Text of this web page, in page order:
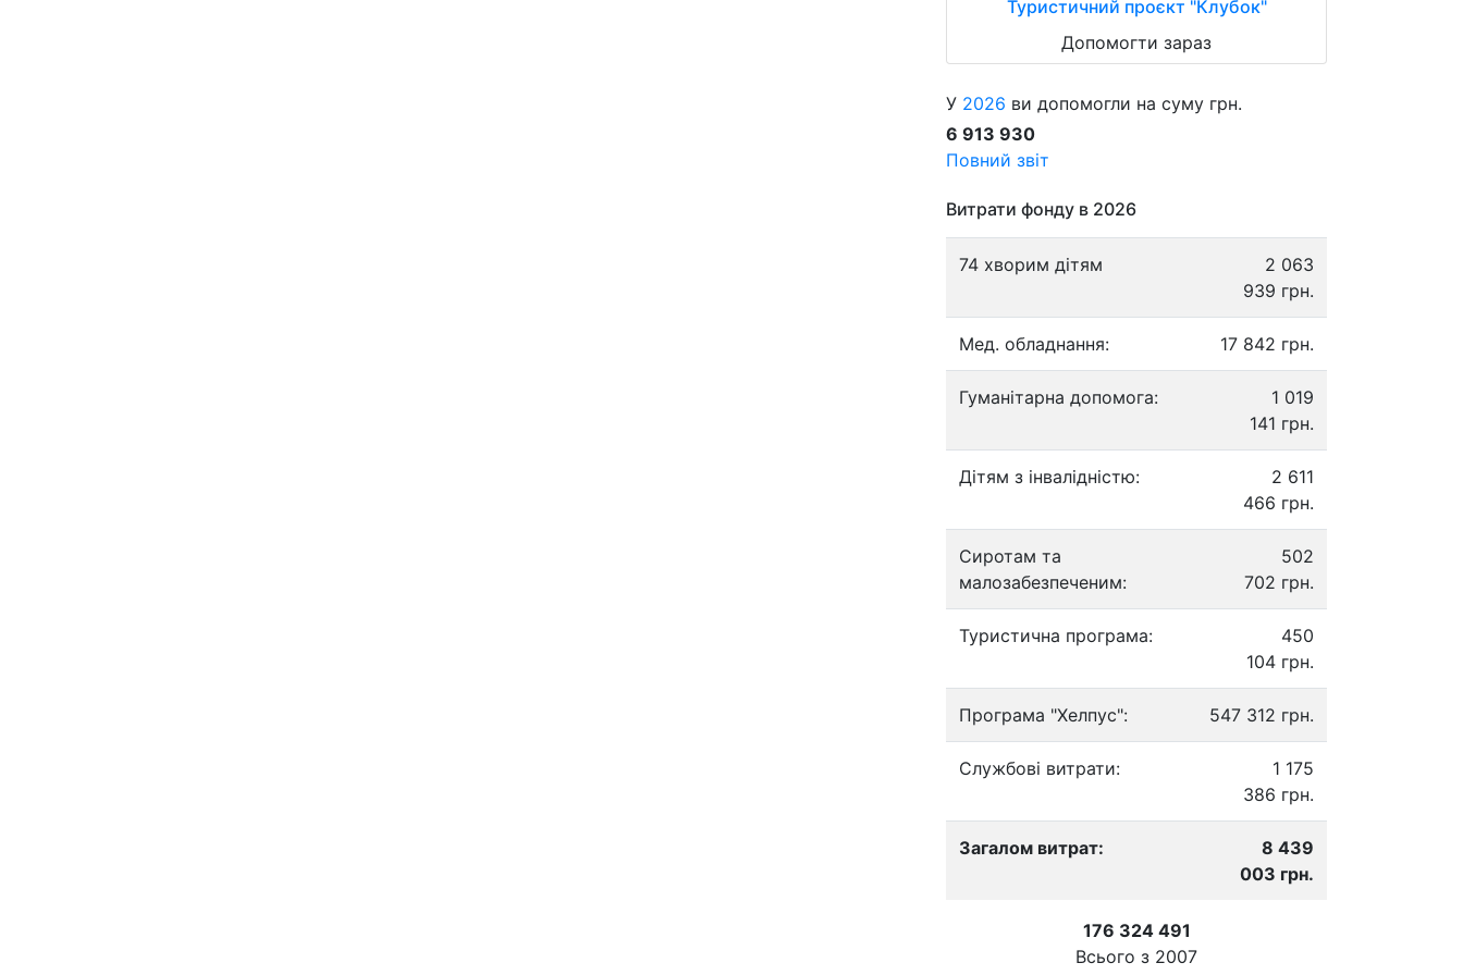
Туристичний проєкт "Клубок"
Допомогти зараз
У 2026 ви допомогли на суму грн.
6 913 930
Повний звіт
Витрати фонду в 2026
74 хворим дітям
2 063
939 грн.
Мед. обладнання: 17 842 грн.
Гуманітарна допомога:
1 019
141 грн.
Дітям з інвалідністю:
2 611
466 грн.
Сиротам та
малозабезпеченим:
502
702 грн.
Туристична програма:
450
104 грн.
Програма "Хелпус": 547 312 грн.
Службові витрати:
1 175
386 грн.
Загалом витрат:
8 439
003 грн.
176 324 491
Всього з 2007